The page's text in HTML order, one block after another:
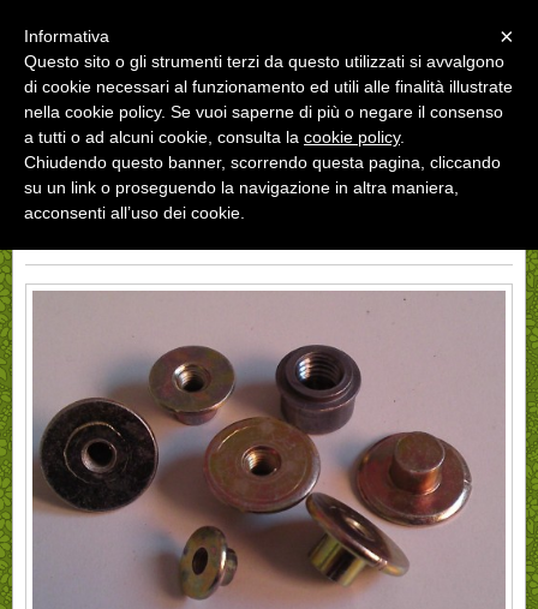
INDIETRO « »
×
Informativa
Questo sito o gli strumenti terzi da questo utilizzati si avvalgono
di cookie necessari al funzionamento ed utili alle finalità illustrate
nella cookie policy. Se vuoi saperne di più o negare il consenso
a tutti o ad alcuni cookie, consulta la cookie policy.
Chiudendo questo banner, scorrendo questa pagina, cliccando
su un link o proseguendo la navigazione in altra maniera,
acconsenti all’uso dei cookie.